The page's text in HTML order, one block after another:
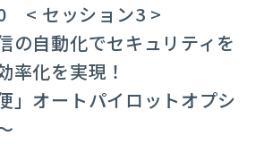
< セッション3 >
の自動化でセキュリティを
率化を実現！
」オートパイロットオプシ